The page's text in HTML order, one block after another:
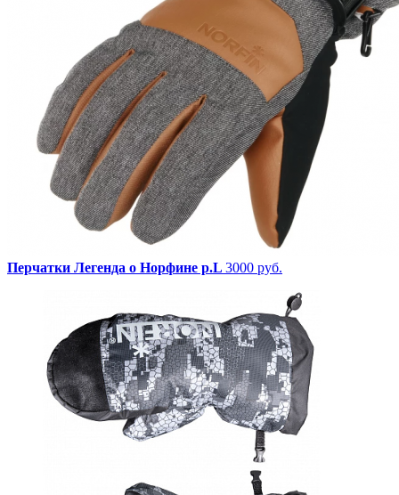
Перчатки Легенда о Норфине р.L 3000 руб.